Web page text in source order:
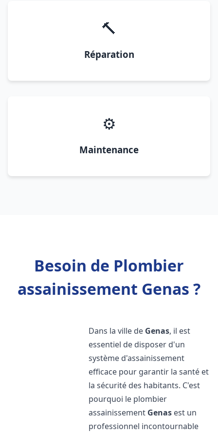
🔨
Réparation
⚙️
Maintenance
Besoin de Plombier
assainissement Genas ?
Dans la ville de Genas, il est
essentiel de disposer d'un
système d'assainissement
efficace pour garantir la santé et
la sécurité des habitants. C'est
pourquoi le plombier
assainissement Genas est un
professionnel incontournable